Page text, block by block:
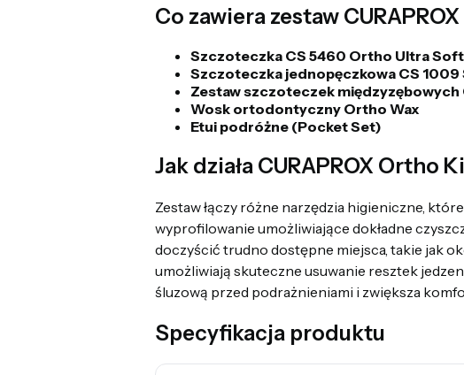
Co zawiera zestaw
Szczoteczka CS 5460 Ortho Ultra Soft
Szczoteczka jednopęczkowa CS 1009
Zestaw szczoteczek międzyzębowych
Wosk ortodontyczny Ortho Wax
Etui podróżne (Pocket Set)
Jak działa CURAPROX Ortho
Zestaw łączy różne narzędzia higieniczne,
wyprofilowanie umożliwiające dokładne
doczyścić trudno dostępne miejsca, takie jak
umożliwiają skuteczne usuwanie resztek
śluzową przed podrażnieniami i zwiększa
Specyfikacja produktu